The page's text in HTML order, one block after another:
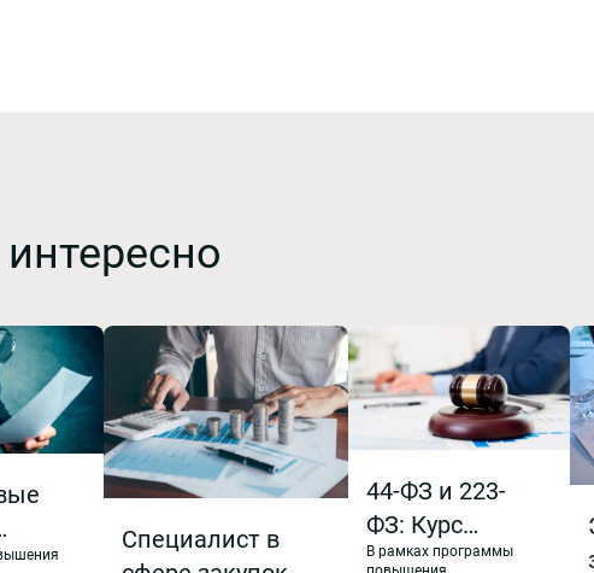
Специалист в
44-ФЗ и 223-
ФЗ: Курс
повышения
В рамках программы